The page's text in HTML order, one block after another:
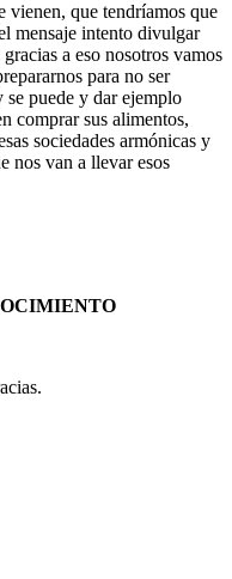
vienen, que tendríamos que
mensaje intento divulgar
a eso nosotros vamos
para no ser
se puede y dar ejemplo
comprar sus alimentos,
sociedades armónicas y
nos van a llevar esos